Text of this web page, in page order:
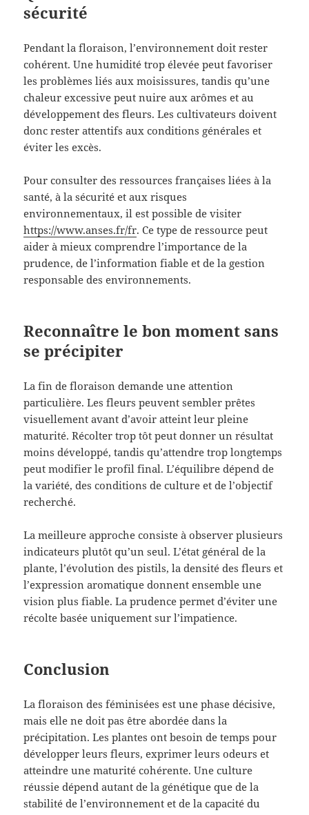
sécurité
Pendant la floraison, l’environnement doit rester
cohérent. Une humidité trop élevée peut favoriser
les problèmes liés aux moisissures, tandis qu’une
chaleur excessive peut nuire aux arômes et au
développement des fleurs. Les cultivateurs doivent
donc rester attentifs aux conditions générales et
éviter les excès.
Pour consulter des ressources françaises liées à la
santé, à la sécurité et aux risques
environnementaux, il est possible de visiter
https://www.anses.fr/fr. Ce type de ressource peut
aider à mieux comprendre l’importance de la
prudence, de l’information fiable et de la gestion
responsable des environnements.
Reconnaître le bon moment sans
se précipiter
La fin de floraison demande une attention
particulière. Les fleurs peuvent sembler prêtes
visuellement avant d’avoir atteint leur pleine
maturité. Récolter trop tôt peut donner un résultat
moins développé, tandis qu’attendre trop longtemps
peut modifier le profil final. L’équilibre dépend de
la variété, des conditions de culture et de l’objectif
recherché.
La meilleure approche consiste à observer plusieurs
indicateurs plutôt qu’un seul. L’état général de la
plante, l’évolution des pistils, la densité des fleurs et
l’expression aromatique donnent ensemble une
vision plus fiable. La prudence permet d’éviter une
récolte basée uniquement sur l’impatience.
Conclusion
La floraison des féminisées est une phase décisive,
mais elle ne doit pas être abordée dans la
précipitation. Les plantes ont besoin de temps pour
développer leurs fleurs, exprimer leurs odeurs et
atteindre une maturité cohérente. Une culture
réussie dépend autant de la génétique que de la
stabilité de l’environnement et de la capacité du